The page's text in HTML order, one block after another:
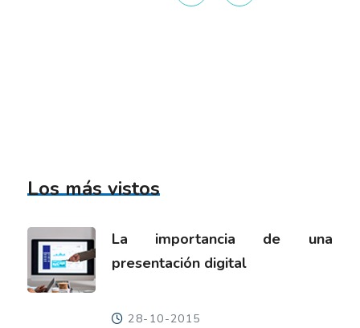
Los más vistos
La importancia de una
presentación digital
28-10-2015